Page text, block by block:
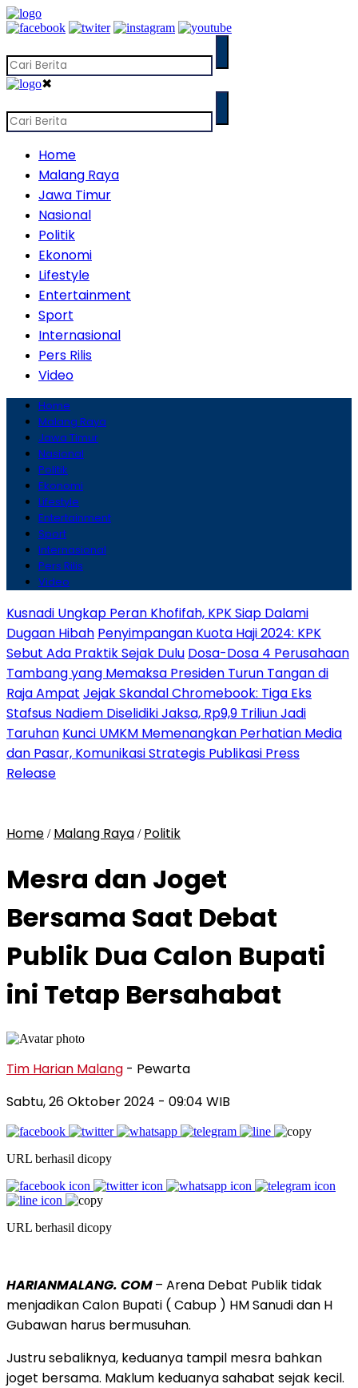
✖
Home
Malang Raya
Jawa Timur
Nasional
Politik
Ekonomi
Lifestyle
Entertainment
Sport
Internasional
Pers Rilis
Video
Home
Malang Raya
Jawa Timur
Nasional
Politik
Ekonomi
Lifestyle
Entertainment
Sport
Internasional
Pers Rilis
Video
Kusnadi Ungkap Peran Khofifah, KPK Siap Dalami
Dugaan Hibah Penyimpangan Kuota Haji 2024: KPK
Sebut Ada Praktik Sejak Dulu Dosa-Dosa 4 Perusahaan
Tambang yang Memaksa Presiden Turun Tangan di
Raja Ampat Jejak Skandal Chromebook: Tiga Eks
Stafsus Nadiem Diselidiki Jaksa, Rp9,9 Triliun Jadi
Taruhan Kunci UMKM Memenangkan Perhatian Media
dan Pasar, Komunikasi Strategis Publikasi Press
Release
Home / Malang Raya / Politik
Mesra dan Joget
Bersama Saat Debat
Publik Dua Calon Bupati
ini Tetap Bersahabat
Tim Harian Malang - Pewarta
Sabtu, 26 Oktober 2024 - 09:04 WIB
URL berhasil dicopy
URL berhasil dicopy
HARIANMALANG. COM– Arena Debat Publik tidak
menjadikan Calon Bupati ( Cabup ) HM Sanudi dan H
Gubawan harus bermusuhan.
Justru sebaliknya, keduanya tampil mesra bahkan
joget bersama. Maklum keduanya sahabat sejak kecil.